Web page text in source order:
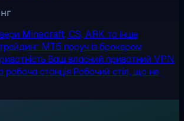
Minecraft, CS, ARK та інше
MT5 поруч із брокером
Ваш власний приватний VPN
робоча станціяРобочий стіл, що не